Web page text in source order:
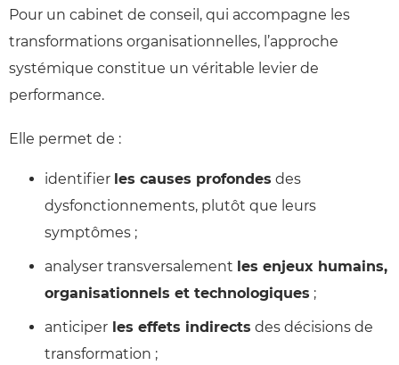
Pour un cabinet de conseil, qui accompagne les
transformations organisationnelles, l’approche
systémique constitue un véritable levier de
performance.
Elle permet de :
identifier les causes profondes des
dysfonctionnements, plutôt que leurs
symptômes ;
analyser transversalement les enjeux humains,
organisationnels et technologiques ;
anticiper les effets indirects des décisions de
transformation ;